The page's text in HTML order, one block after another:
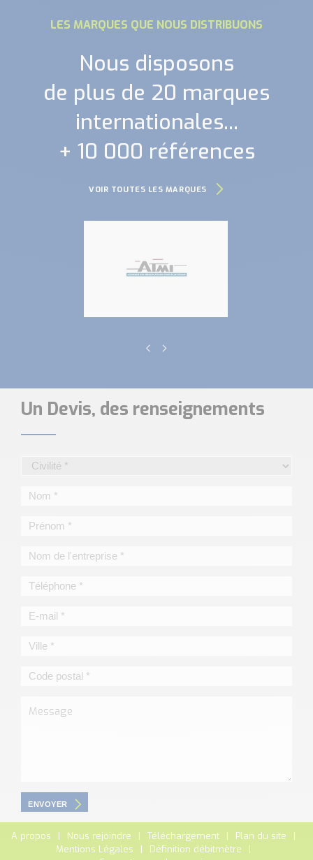
LES MARQUES QUE NOUS DISTRIBUONS
Nous disposons
de plus de 20 marques
internationales...
+ 10 000 références
VOIR TOUTES LES MARQUES
Un Devis, des renseignements
ENVOYER
A propos Nous rejoindre Téléchargement
Plan du site
Mentions Légales
Définition débitmètre